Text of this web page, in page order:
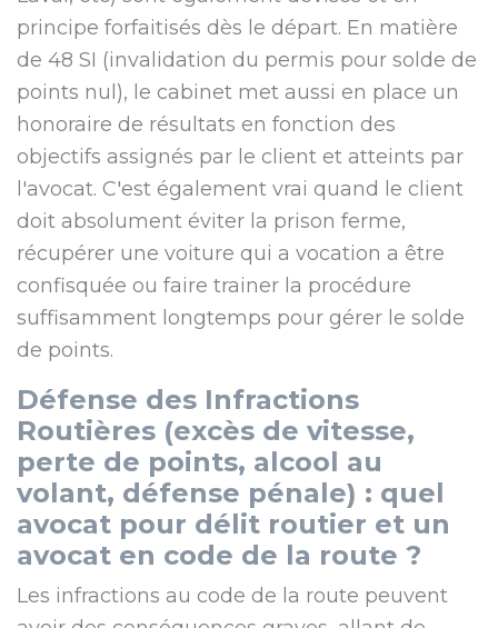
principe forfaitisés dès le départ. En matière
de 48 SI (invalidation du permis pour solde de
points nul), le cabinet met aussi en place un
honoraire de résultats en fonction des
objectifs assignés par le client et atteints par
l'avocat. C'est également vrai quand le client
doit absolument éviter la prison ferme,
récupérer une voiture qui a vocation a être
confisquée ou faire trainer la procédure
suffisamment longtemps pour gérer le solde
de points.
Défense des Infractions
Routières (excès de vitesse,
perte de points, alcool au
volant, défense pénale) : quel
avocat pour délit routier et un
avocat en code de la route ?
Les infractions au code de la route peuvent